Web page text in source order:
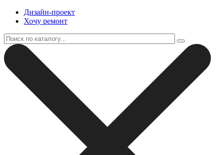
Дизайн-проект
Хочу ремонт